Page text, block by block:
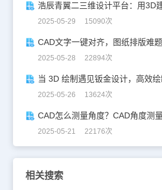
2025-05-29 15090次
CAD文字一键对齐，图纸排版难题
2025-05-28 22894次
当 3D 绘制遇见钣金设计，高效绘
2025-05-26 13624次
CAD怎么测量角度？CAD角度测
2025-05-21 22176次
相关搜索